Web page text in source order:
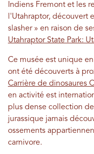
Indiens Fremont et les
l'Utahraptor, découvert
slasher » en raison de
Utahraptor State Park:
Ce musée est unique
ont été découverts à
Carrière de dinosaures
en activité est
plus dense collection
jurassique jamais
ossements
carnivore.